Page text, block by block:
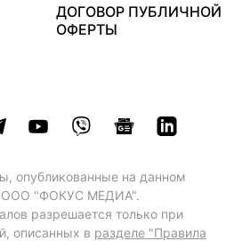
ДОГОВОР ПУБЛИЧНОЙ
ОФЕРТЫ
опубликованные на данном
ООО "ФОКУС МЕДИА".
разрешается только при
описанных в разделе "Правила